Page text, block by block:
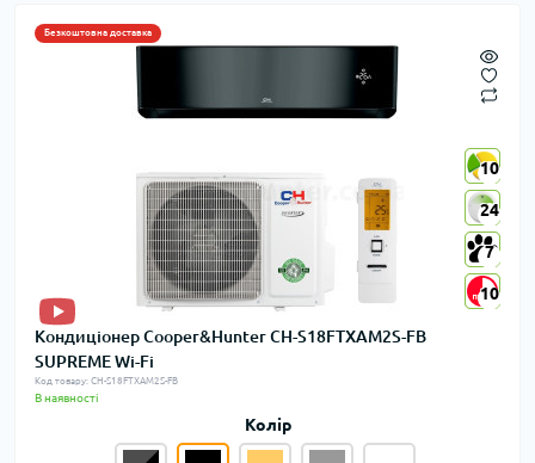
Безкоштовна доставка
10
24
7
10
10
24
7
10
Кондиціонер Cooper&Hunter CH-S18FTXAM2S-FB
SUPREME Wi-Fi
Код товару: CH-S18FTXAM2S-FB
В наявності
Колір